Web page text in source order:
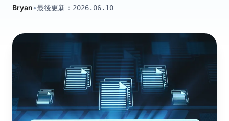
Bryan•最後更新： 2026.06.10